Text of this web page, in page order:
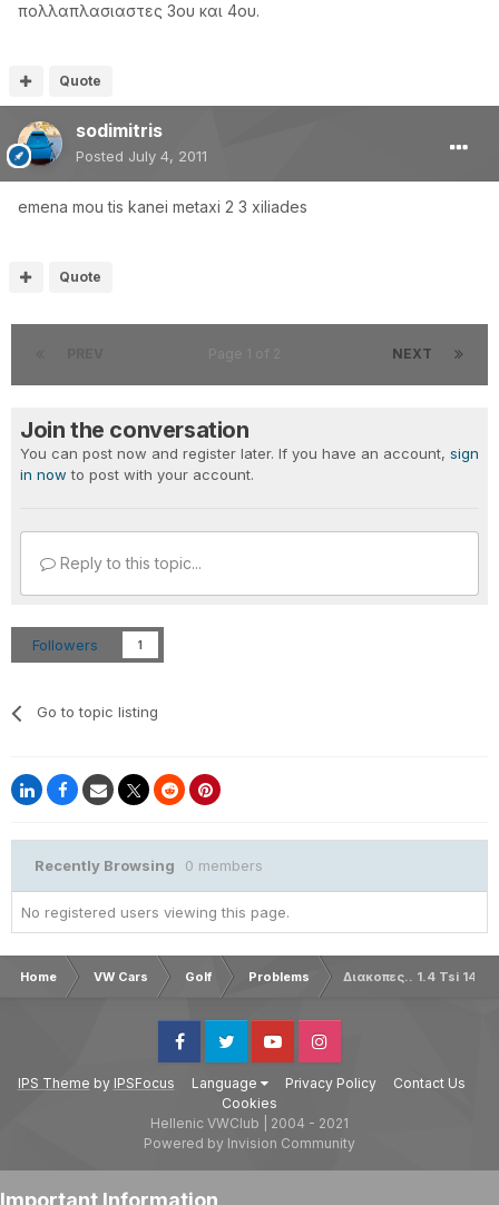
πολλαπλασιαστες 3ου και 4ου.
Quote
sodimitris
Posted July 4, 2011
emena mou tis kanei metaxi 2 3 xiliades
Quote
NEXT
Join the conversation
You can post now and register later. If you have an account, sign
in now to post with your account.
Reply to this topic...
Followers 1
Go to topic listing
Recently Browsing 0 members
No registered users viewing this page.
Home VW Cars Golf Problems Διακοπες.. 1.4 Tsi
IPS Theme by IPSFocus Language Privacy Policy
Contact Us
Cookies
FacebookTwitter YoutubeInstagram
Hellenic VWClub | 2004 - 2021
Powered by Invision Community
Important Information